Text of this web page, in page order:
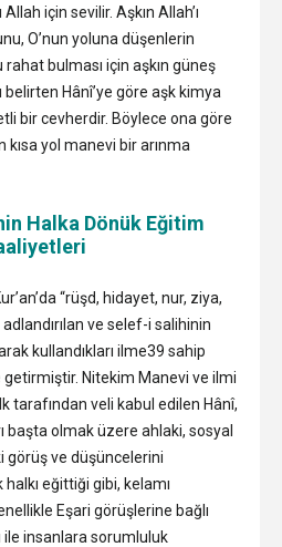
için sevilir. Aşkın Allah’ı
O’nun yoluna düşenlerin
bulması için aşkın güneş
belirten Hânî’ye göre aşk kimya
bir cevherdir. Böylece ona göre
kısa yol manevi bir arınma
Halka Dönük Eğitim
“rüşd, hidayet, nur, ziya,
ve selef-i salihinin
kullandıkları ilme39 sahip
getirmiştir. Nitekim Manevi ve ilmi
tarafından veli kabul edilen Hânî,
başta olmak üzere ahlaki, sosyal
görüş ve düşüncelerini
eğittiği gibi, kelamı
Eşari görüşlerine bağlı
ile insanlara sorumluluk